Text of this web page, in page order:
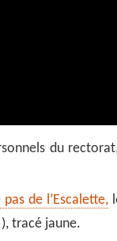
du
de l’Escalette,
tracé jaune.